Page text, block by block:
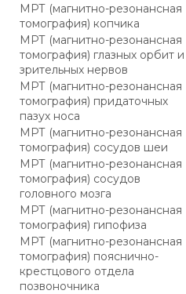
МРТ (магнитно-резонансная
томография) копчика
МРТ (магнитно-резонансная
томография) глазных орбит и
зрительных нервов
МРТ (магнитно-резонансная
томография) придаточных
пазух носа
МРТ (магнитно-резонансная
томография) сосудов шеи
МРТ (магнитно-резонансная
томография) сосудов
головного мозга
МРТ (магнитно-резонансная
томография) гипофиза
МРТ (магнитно-резонансная
томография) пояснично-
крестцового отдела
позвоночника